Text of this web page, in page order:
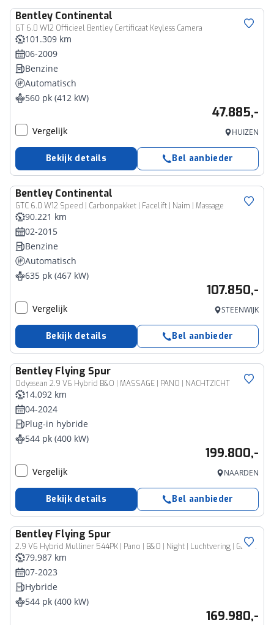
Bentley Continental
GT 6.0 W12 Officieel Bentley Certificaat Keyless Camera
101.309 km
06-2009
Benzine
Automatisch
560 pk (412 kW)
47.885,-
Vergelijk HUIZEN
Bekijk details Bel aanbieder
Bentley Continental
GTC 6.0 W12 Speed | Carbonpakket | Facelift | Naim | Massage
90.221 km
02-2015
Benzine
Automatisch
635 pk (467 kW)
107.850,-
Vergelijk STEENWIJK
Bekijk details Bel aanbieder
Bentley Flying Spur
Odyssean 2.9 V6 Hybrid B&O | MASSAGE | PANO | NACHTZICHT
14.092 km
04-2024
Plug-in hybride
544 pk (400 kW)
199.800,-
Vergelijk NAARDEN
Bekijk details Bel aanbieder
Bentley Flying Spur
2.9 V6 Hybrid Mulliner 544PK | Pano | B&O | Night | Luchtvering | Garantie
79.987 km
07-2023
Hybride
544 pk (400 kW)
169.980,-